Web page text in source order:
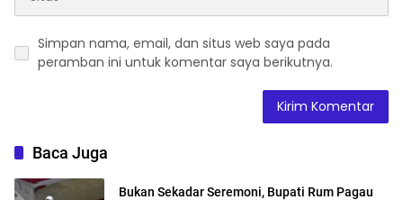
Simpan nama, email, dan situs web saya pada
peramban ini untuk komentar saya berikutnya.
Baca Juga
Bukan Sekadar Seremoni, Bupati Rum Pagau